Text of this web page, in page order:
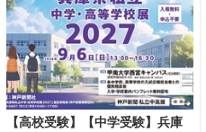
【高校受験】【中学受験】兵庫